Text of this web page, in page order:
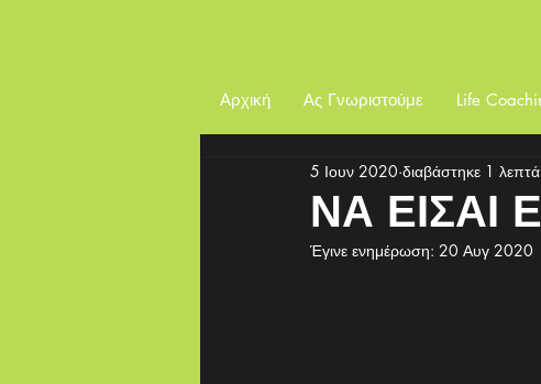
Αρχική Ας Γνωριστούμε Life
ΝΑ ΕΙΣΑΙ
5 Ιουν 2020 διαβάστηκε 1 λεπτά
Έγινε ενημέρωση: 20 Αυγ 2020